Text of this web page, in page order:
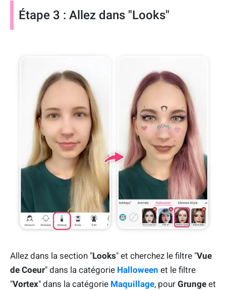
Étape 3 : Allez dans "Looks"
Allez dans la section "Looks" et cherchez le filtre "Vue
de Coeur" dans la catégorie Halloween et le filtre
"Vortex" dans la catégorie Maquillage, pour Grunge et